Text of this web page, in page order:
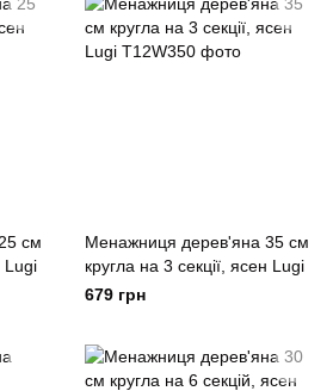
см
Lugi
Менажниця дерев'яна 35 см
кругла на 3 секції, ясен Lugi
679 грн